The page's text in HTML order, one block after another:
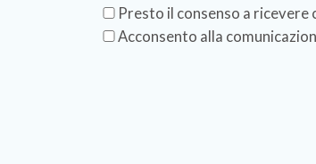
Presto il consenso a
Acconsento alla